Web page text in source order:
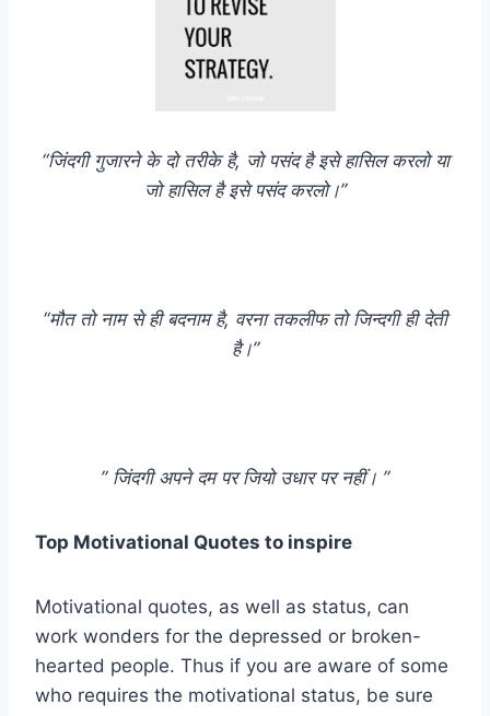
“जिंदगी गुजारने के दो तरीके है, जो पसंद है इसे हासिल करलो या
जो हासिल है इसे पसंद करलो।”
“मौत तो नाम से ही बदनाम है, वरना तकलीफ तो जिन्दगी ही देती
है।”
” जिंदगी अपने दम पर जियो उधार पर नहीं। ”
Top Motivational Quotes to inspire
Motivational quotes, as well as status, can
work wonders for the depressed or broken-
hearted people. Thus if you are aware of some
who requires the motivational status, be sure